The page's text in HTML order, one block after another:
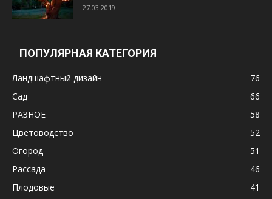
27.03.2019
ПОПУЛЯРНАЯ КАТЕГОРИЯ
Ландшафтный дизайн
76
Сад
66
РАЗНОЕ
58
Цветоводство
52
Огород
51
Рассада
46
Плодовые
41